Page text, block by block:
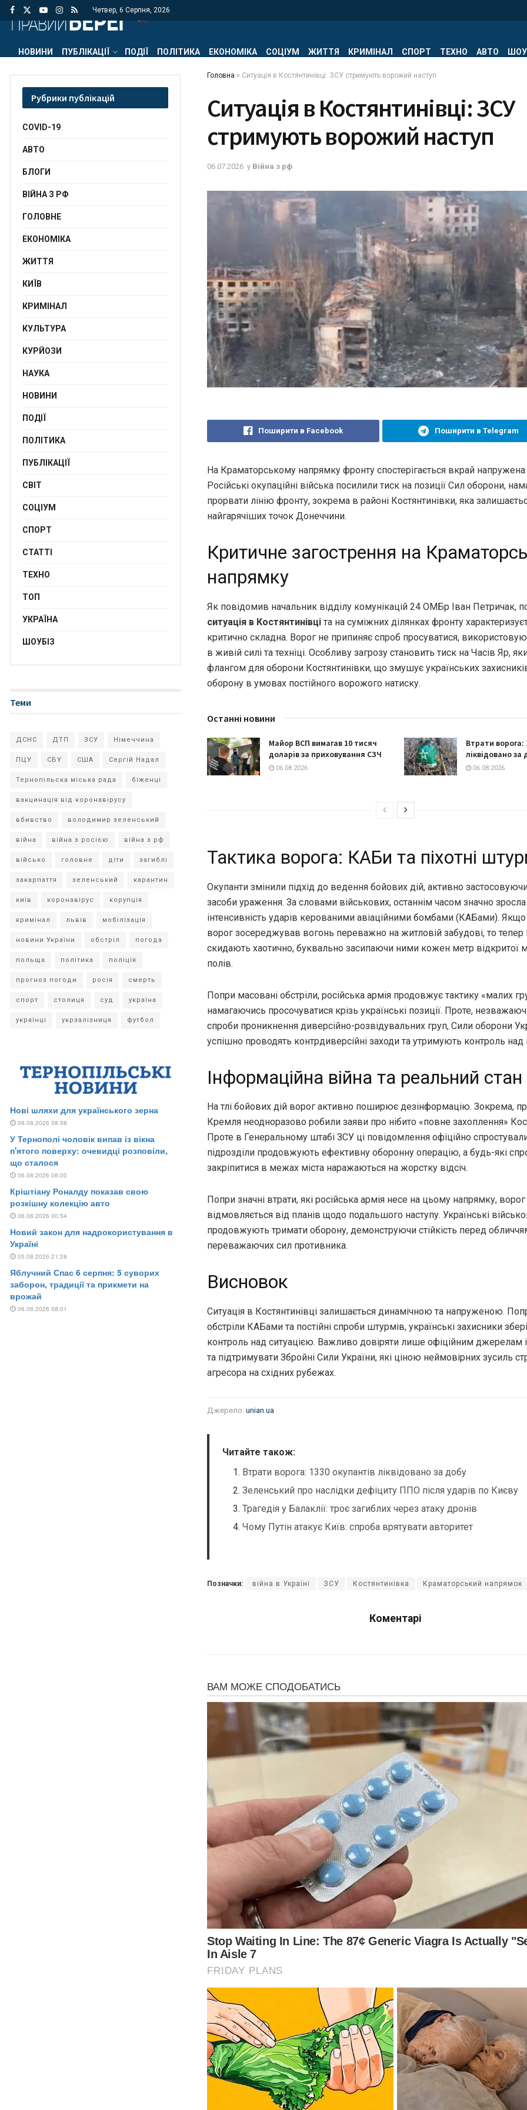
Четвер, 6 Серпня, 2026
НОВИНИ ПУБЛІКАЦІЇ ПОДІЇ ПОЛІТИКА ЕКОНОМІКА СОЦІУМ ЖИТТЯ КРИМІНАЛ СПОРТ ТЕХНО АВТО
Головна » Ситуація в Костянтинівці: ЗСУ стримують ворожий наступ
Ситуація в Костянтинівці: ЗСУ
стримують ворожий наступ
06.07.2026 у Війна з рф
Поширити в Facebook Поширити в Telegram
На Краматорському напрямку фронту спостерігається вкрай напружена
Російські окупаційні війська посилили тиск на позиції Сил оборони,
прорвати лінію фронту, зокрема в районі Костянтинівки, яка
найгарячіших точок Донеччини.
Критичне загострення на
напрямку
Як повідомив начальник відділу комунікацій 24 ОМБр Іван Петричак,
ситуація в Костянтинівці та на суміжних ділянках фронту
критично складна. Ворог не припиняє спроб просуватися,
в живій силі та техніці. Особливу загрозу становить тиск на Часів Яр,
флангом для оборони Костянтинівки, що змушує українських
оборону в умовах постійного ворожого натиску.
Останні новини
Майор ВСП вимагав 10 тисяч
доларів за приховування СЗЧ
06.08.2026
Втрати ворога:
ліквідовано за
06.08.2026
Тактика ворога: КАБи та піхотні
Окупанти змінили підхід до ведення бойових дій, активно застосовуючи
засоби ураження. За словами військових, останнім часом значно зросла
інтенсивність ударів керованими авіаційними бомбами (КАБами).
ворог зосереджував вогонь переважно на житловій забудові, то
скидають хаотично, буквально засипаючи ними кожен метр відкритої
полів.
Попри масовані обстріли, російська армія продовжує тактику «малих
намагаючись просочуватися крізь українські позиції. Проте,
спроби проникнення диверсійно-розвідувальних груп, Сили оборони
успішно проводять контрдиверсійні заходи та утримують контроль над
Інформаційна війна та реальний
На тлі бойових дій ворог активно поширює дезінформацію. Зокрема,
Кремля неодноразово робили заяви про нібито «повне захоплення»
Проте в Генеральному штабі ЗСУ ці повідомлення офіційно
підрозділи продовжують ефективну оборонну операцію, а будь-які
закріпитися в межах міста наражаються на жорстку відсіч.
Попри значні втрати, які російська армія несе на цьому напрямку,
відмовляється від планів щодо подальшого наступу. Українські
продовжують тримати оборону, демонструючи стійкість перед
переважаючих сил противника.
Висновок
Ситуація в Костянтинівці залишається динамічною та напруженою.
обстріли КАБами та постійні спроби штурмів, українські захисники
контроль над ситуацією. Важливо довіряти лише офіційним джерелам
та підтримувати Збройні Сили України, які ціною неймовірних зусиль
агресора на східних рубежах.
Джерело: unian.ua
Читайте також:
Втрати ворога: 1330 окупантів ліквідовано за добу
Зеленський про наслідки дефіциту ППО після ударів по Києву
Трагедія у Балаклії: троє загиблих через атаку дронів
Чому Путін атакує Київ: спроба врятувати авторитет
Позначки: війна в Україні ЗСУ Костянтинівка Краматорський напрямок
Коментарі
Рубрики публікацій
COVID-19
АВТО
БЛОГИ
ВІЙНА З РФ
ГОЛОВНЕ
ЕКОНОМІКА
ЖИТТЯ
КИЇВ
КРИМІНАЛ
КУЛЬТУРА
КУРЙОЗИ
НАУКА
НОВИНИ
ПОДІЇ
ПОЛІТИКА
ПУБЛІКАЦІЇ
СВІТ
СОЦІУМ
СПОРТ
СТАТТІ
ТЕХНО
ТОП
УКРАЇНА
ШОУБІЗ
Теми
ДСНС ДТП ЗСУ Німеччина
ПЦУ СБУ США Сергій Надал
Тернопільска міська рада біженці
вакцинація від коронавірусу
вбивство володимир зеленський
війна війна з росією війна з рф
військо головне діти загиблі
закарпаття зеленський карантин
київ коронавірус корупція
кримінал львів мобілізація
новини України обстріл погода
польща політика поліція
прогноз погоди росія смерть
спорт столиця суд україна
українці укрзалізниця футбол